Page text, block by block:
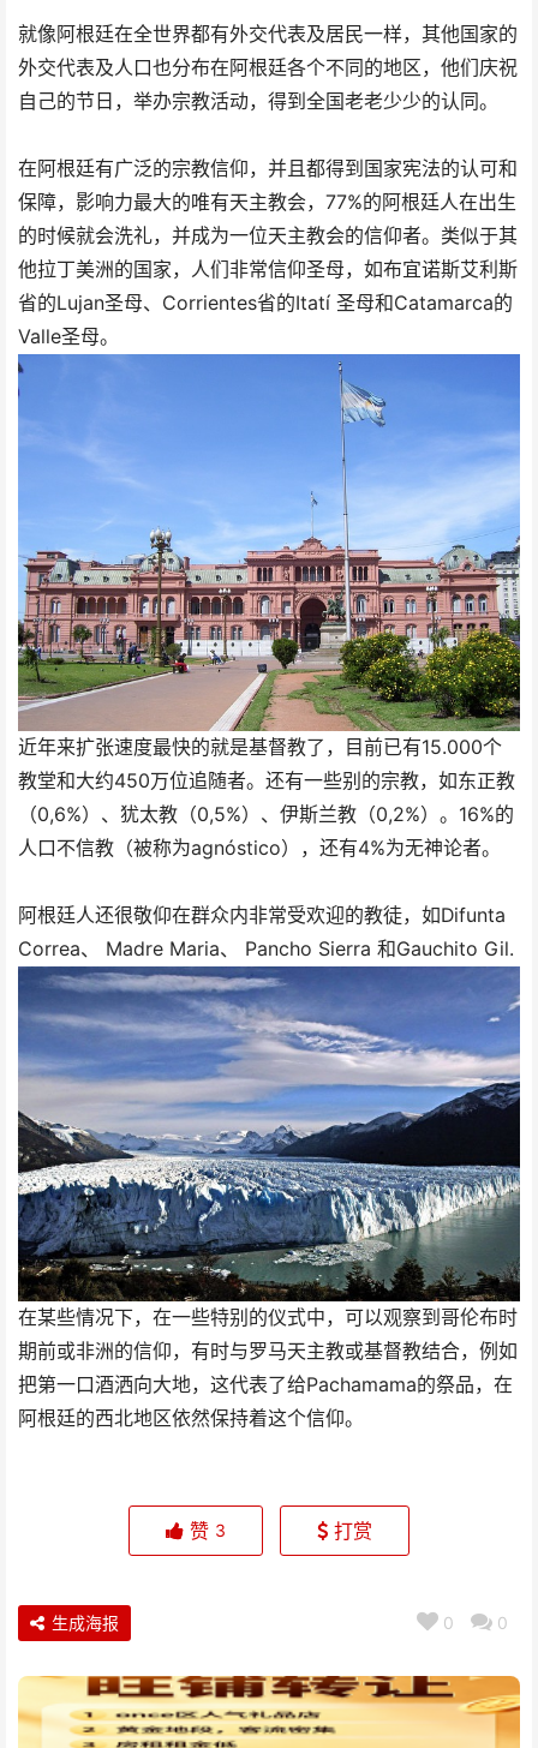
就像阿根廷在全世界都有外交代表及居民一样，其他国家的
外交代表及人口也分布在阿根廷各个不同的地区，他们庆祝
自己的节日，举办宗教活动，得到全国老老少少的认同。
在阿根廷有广泛的宗教信仰，并且都得到国家宪法的认可和
保障，影响力最大的唯有天主教会，77%的阿根廷人在出生
的时候就会洗礼，并成为一位天主教会的信仰者。类似于其
他拉丁美洲的国家，人们非常信仰圣母，如布宜诺斯艾利斯
省的Lujan圣母、Corrientes省的Itatí 圣母和Catamarca的
Valle圣母。
近年来扩张速度最快的就是基督教了，目前已有15.000个
教堂和大约450万位追随者。还有一些别的宗教，如东正教
（0,6%）、犹太教（0,5%）、伊斯兰教（0,2%）。16%的
人口不信教（被称为agnóstico），还有4%为无神论者。
阿根廷人还很敬仰在群众内非常受欢迎的教徒，如Difunta
Correa、 Madre Maria、 Pancho Sierra 和Gauchito Gil.
在某些情况下，在一些特别的仪式中，可以观察到哥伦布时
期前或非洲的信仰，有时与罗马天主教或基督教结合，例如
把第一口酒洒向大地，这代表了给Pachamama的祭品，在
阿根廷的西北地区依然保持着这个信仰。
赞 3 打赏
0 0
生成海报